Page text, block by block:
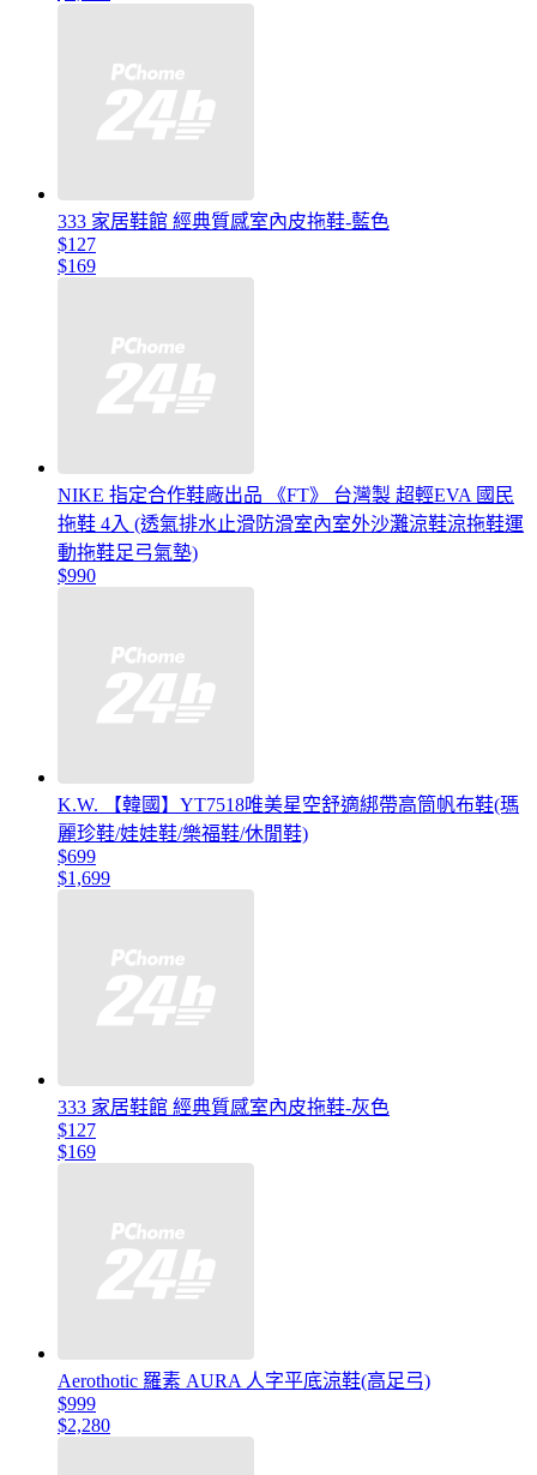
333 家居鞋館 經典質感室內皮拖鞋-藍色
$127
$169
NIKE 指定合作鞋廠出品 《FT》 台灣製 超輕EVA 國民
拖鞋 4入 (透氣排水止滑防滑室內室外沙灘涼鞋涼拖鞋運
動拖鞋足弓氣墊)
$990
K.W. 【韓國】YT7518唯美星空舒適綁帶高筒帆布鞋(瑪
麗珍鞋/娃娃鞋/樂福鞋/休閒鞋)
$699
$1,699
333 家居鞋館 經典質感室內皮拖鞋-灰色
$127
$169
Aerothotic 羅素 AURA 人字平底涼鞋(高足弓)
$999
$2,280